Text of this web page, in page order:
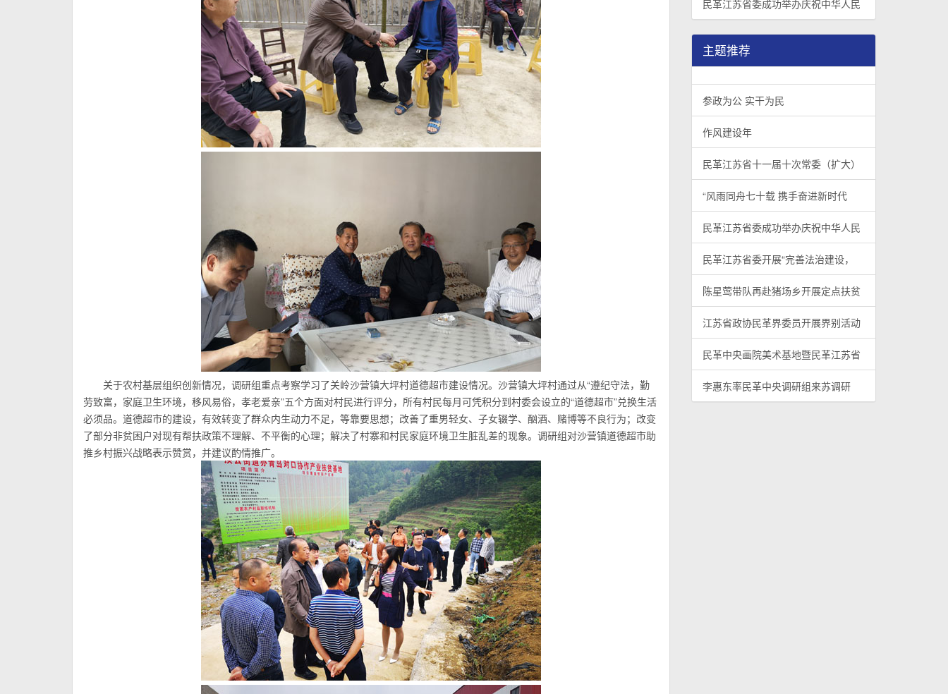
关于农村基层组织创新情况，调研组重点考察学习了关岭沙营镇大坪村道德超市建设情况。沙营镇大坪村通过从“遵纪守法，勤
劳致富，家庭卫生环境，移风易俗，孝老爱亲”五个方面对村民进行评分，所有村民每月可凭积分到村委会设立的“道德超市”兑换生活
必须品。道德超市的建设，有效转变了群众内生动力不足，等靠要思想；改善了重男轻女、子女辍学、酗酒、赌博等不良行为；改变
了部分非贫困户对现有帮扶政策不理解、不平衡的心理；解决了村寨和村民家庭环境卫生脏乱差的现象。调研组对沙营镇道德超市助
推乡村振兴战略表示赞赏，并建议酌情推广。
民革江苏省委成功举办庆祝中华人民
主题推荐
参政为公 实干为民
作风建设年
民革江苏省十一届十次常委（扩大）
“风雨同舟七十载 携手奋进新时代
民革江苏省委成功举办庆祝中华人民
民革江苏省委开展“完善法治建设，
陈星莺带队再赴猪场乡开展定点扶贫
江苏省政协民革界委员开展界别活动
民革中央画院美术基地暨民革江苏省
李惠东率民革中央调研组来苏调研